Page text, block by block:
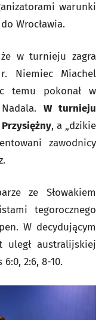
warunki
Wrocławia.
w turnieju zagra
Niemiec Miachel
temu pokonał w
W turnieju
, a „dzikie
zawodnicy
ze Słowakiem
tegorocznego
W decydującym
uległ australijskiej
2:6, 8-10.